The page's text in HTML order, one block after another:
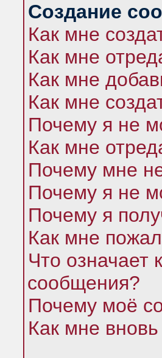
Создание
Как мне
Как мне
Как мне
Как мне
Почему я не
Как мне
Почему мне
Почему я не
Почему я
Как мне
Что означает
сообщения?
Почему моё
Как мне